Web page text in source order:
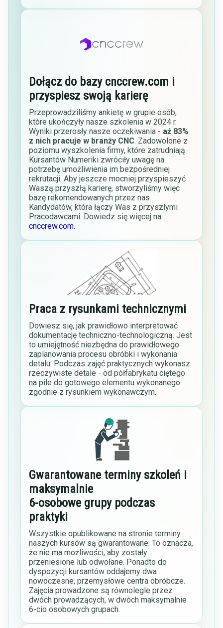
Dołącz do bazy cnccrew.com i
przyspiesz swoją karierę
Przeprowadziliśmy ankietę w grupie osób,
które ukończyły nasze szkolenia w 2024 r.
Wyniki przerosły nasze oczekiwania - aż 83%
z nich pracuje w branży CNC. Zadowolone z
poziomu wyszkolenia firmy, które zatrudniają
Kursantów Numeriki zwróciły uwagę na
potrzebę umożliwienia im bezpośredniej
rekrutacji. Aby jeszcze mocniej przyspieszyć
Waszą przyszłą karierę, stworzyliśmy więc
bazę rekomendowanych przez nas
Kandydatów, która łączy Was z przyszłymi
Pracodawcami. Dowiedz się więcej na
cnccrew.com.
Praca z rysunkami technicznymi
Dowiesz się, jak prawidłowo interpretować
dokumentację techniczno-technologiczną. Jest
to umiejętność niezbędna do prawidłowego
zaplanowania procesu obróbki i wykonania
detalu. Podczas zajęć praktycznych wykonasz
rzeczywiste detale - od półfabrykatu ciętego
na pile do gotowego elementu wykonanego
zgodnie z rysunkiem wykonawczym.
Gwarantowane terminy szkoleń i
maksymalnie
6-osobowe grupy podczas
praktyki
Wszystkie opublikowane na stronie terminy
naszych kursów są gwarantowane. To oznacza,
że nie ma możliwości, aby zostały
przeniesione lub odwołane. Ponadto do
dyspozycji kursantów oddajemy dwa
nowoczesne, przemysłowe centra obróbcze.
Zajęcia prowadzone są równolegle przez
dwóch prowadzących, w dwóch maksymalnie
6-cio osobowych grupach.